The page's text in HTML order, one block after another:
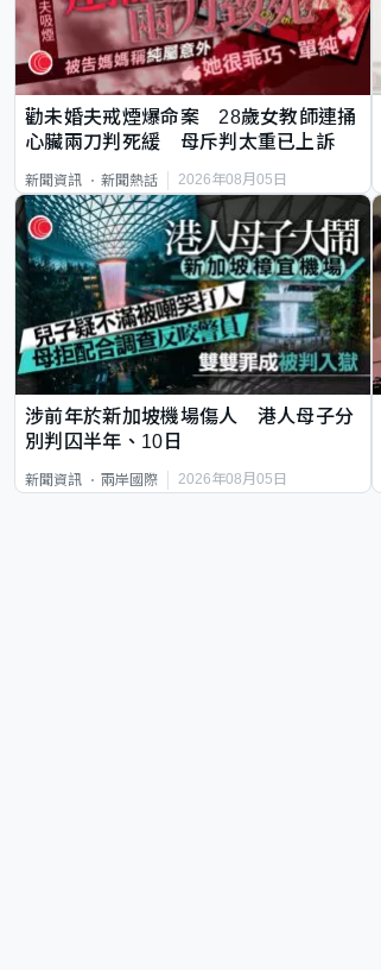
勸未婚夫戒煙爆命案 28歲女教師連捅
心臟兩刀判死緩 母斥判太重已上訴
新聞資訊 新聞熱話 2026年08月05日
涉前年於新加坡機場傷人 港人母子分
別判囚半年、10日
新聞資訊 兩岸國際 2026年08月05日